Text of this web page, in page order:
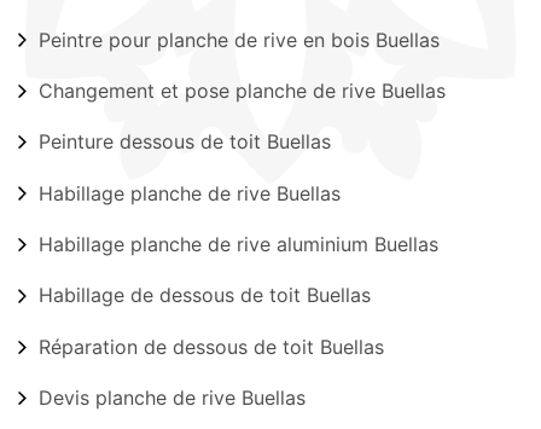
Peintre pour planche de rive en bois Buellas
Changement et pose planche de rive Buellas
Peinture dessous de toit Buellas
Habillage planche de rive Buellas
Habillage planche de rive aluminium Buellas
Habillage de dessous de toit Buellas
Réparation de dessous de toit Buellas
Devis planche de rive Buellas